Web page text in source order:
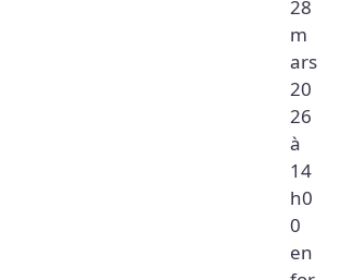
28
m
ars
20
26
à
14
h0
0
en